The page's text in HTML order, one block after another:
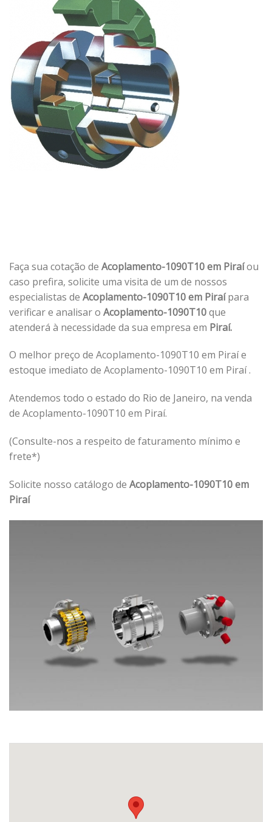
Faça sua cotação de Acoplamento-1090T10 em Piraíou
caso prefira, solicite uma visita de um de nossos
especialistas de Acoplamento-1090T10 em Piraípara
verificar e analisar o Acoplamento-1090T10que
atenderá à necessidade da sua empresa em Piraí.
O melhor preço de Acoplamento-1090T10 em Piraí e
estoque imediato de Acoplamento-1090T10 em Piraí .
Atendemos todo o estado do Rio de Janeiro, na venda
de Acoplamento-1090T10 em Piraí.
(Consulte-nos a respeito de faturamento mínimo e
frete*)
Solicite nosso catálogo de Acoplamento-1090T10 em
Piraí